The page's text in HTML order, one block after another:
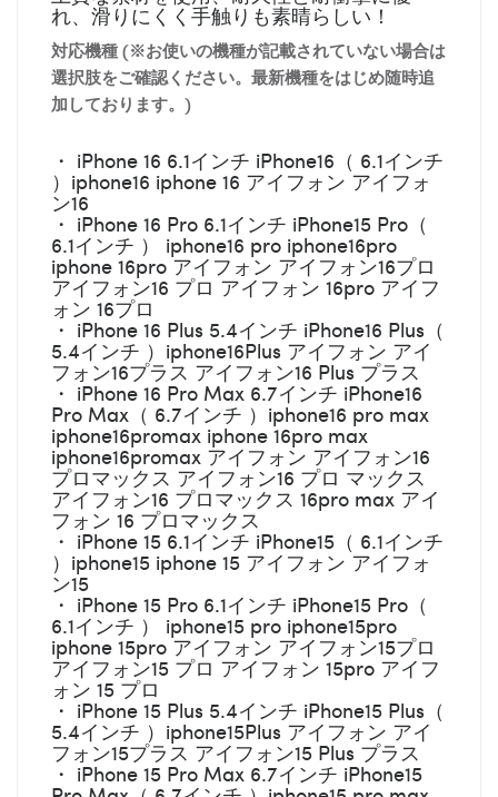
れ、滑りにくく手触りも素晴らしい！
対応機種 (※お使いの機種が記載されていない場合は
選択肢をご確認ください。最新機種をはじめ随時追
加しております。)
・ iPhone 16 6.1インチ iPhone16（ 6.1インチ
）iphone16 iphone 16 アイフォン アイフォ
ン16
・ iPhone 16 Pro 6.1インチ iPhone15 Pro（
6.1インチ ） iphone16 pro iphone16pro
iphone 16pro アイフォン アイフォン16プロ
アイフォン16 プロ アイフォン 16pro アイフ
ォン 16プロ
・ iPhone 16 Plus 5.4インチ iPhone16 Plus（
5.4インチ ）iphone16Plus アイフォン アイ
フォン16プラス アイフォン16 Plus プラス
・ iPhone 16 Pro Max 6.7インチ iPhone16
Pro Max（ 6.7インチ ）iphone16 pro max
iphone16promax iphone 16pro max
iphone16promax アイフォン アイフォン16
プロマックス アイフォン16 プロ マックス
アイフォン16 プロマックス 16pro max アイ
フォン 16 プロマックス
・ iPhone 15 6.1インチ iPhone15（ 6.1インチ
）iphone15 iphone 15 アイフォン アイフォ
ン15
・ iPhone 15 Pro 6.1インチ iPhone15 Pro（
6.1インチ ） iphone15 pro iphone15pro
iphone 15pro アイフォン アイフォン15プロ
アイフォン15 プロ アイフォン 15pro アイフ
ォン 15 プロ
・ iPhone 15 Plus 5.4インチ iPhone15 Plus（
5.4インチ ）iphone15Plus アイフォン アイ
フォン15プラス アイフォン15 Plus プラス
・ iPhone 15 Pro Max 6.7インチ iPhone15